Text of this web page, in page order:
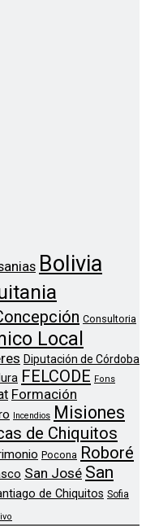
Bolivia
Consultoria
Local
Diputación de Córdoba
FELCODE Fons
Formación
Incendios
Misiones
de Chiquitos
Pocona Roboré
San José San
de Chiquitos Sofia